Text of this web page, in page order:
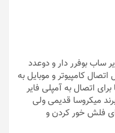
ساب بوفرر دار و دوعدد
اتصال کامپیوتر و موبایل به
اتصال به آمپلی فایر
برند میکروسا قدیمی ولی
فلش خور کردن و